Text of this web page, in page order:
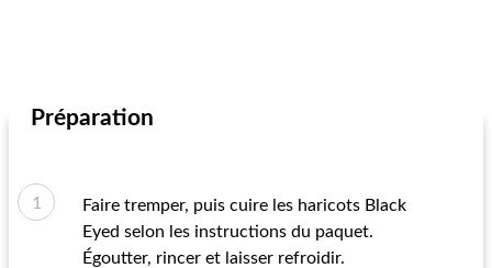
Préparation
Faire tremper, puis cuire les haricots Black
Eyed selon les instructions du paquet.
Égoutter, rincer et laisser refroidir.